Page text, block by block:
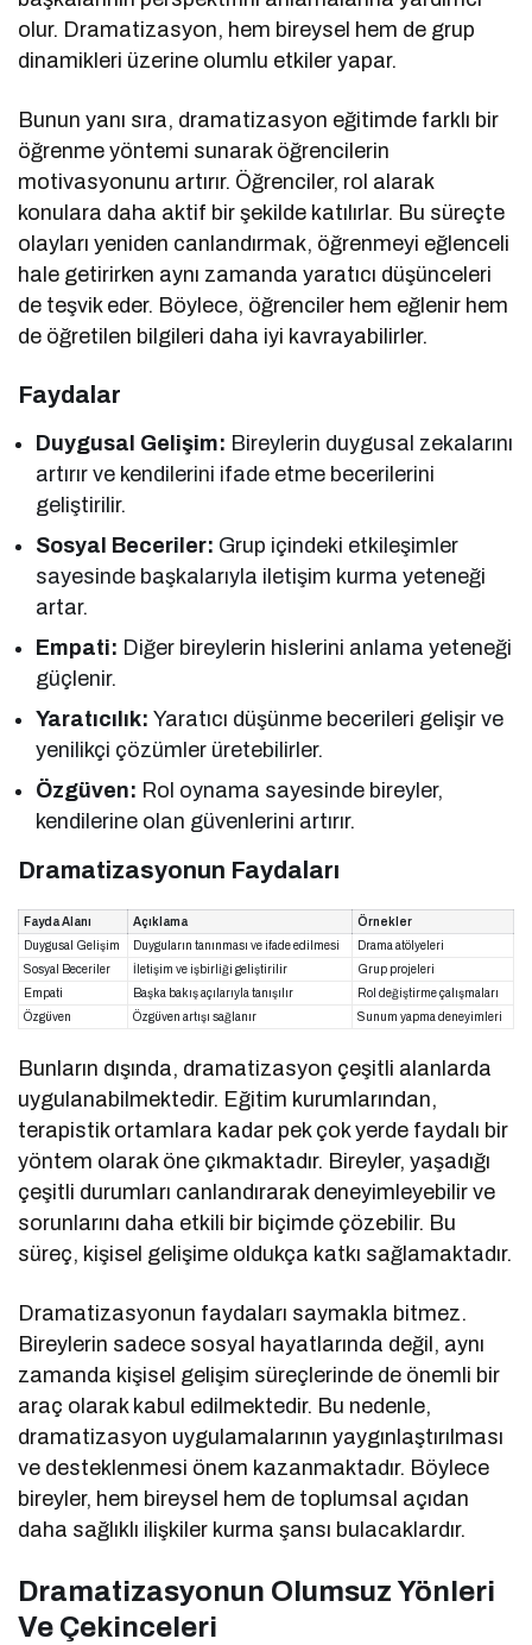
olur. Dramatizasyon, hem bireysel hem de grup
dinamikleri üzerine olumlu etkiler yapar.
Bunun yanı sıra, dramatizasyon eğitimde farklı bir
öğrenme yöntemi sunarak öğrencilerin
motivasyonunu artırır. Öğrenciler, rol alarak
konulara daha aktif bir şekilde katılırlar. Bu süreçte
olayları yeniden canlandırmak, öğrenmeyi eğlenceli
hale getirirken aynı zamanda yaratıcı düşünceleri
de teşvik eder. Böylece, öğrenciler hem eğlenir hem
de öğretilen bilgileri daha iyi kavrayabilirler.
Faydalar
Duygusal Gelişim: Bireylerin duygusal zekalarını
artırır ve kendilerini ifade etme becerilerini
geliştirilir.
Sosyal Beceriler: Grup içindeki etkileşimler
sayesinde başkalarıyla iletişim kurma yeteneği
artar.
Empati: Diğer bireylerin hislerini anlama yeteneği
güçlenir.
Yaratıcılık: Yaratıcı düşünme becerileri gelişir ve
yenilikçi çözümler üretebilirler.
Özgüven: Rol oynama sayesinde bireyler,
kendilerine olan güvenlerini artırır.
Dramatizasyonun Faydaları
Fayda Alanı Açıklama
Örnekler
Duygusal Gelişim
Duyguların tanınması ve ifade edilmesi
Drama atölyeleri
Sosyal Beceriler
İletişim ve işbirliği geliştirilir
Grup projeleri
Empati
Başka bakış açılarıyla tanışılır
Rol değiştirme çalışmaları
Özgüven
Özgüven artışı sağlanır Sunum yapma deneyimleri
Bunların dışında, dramatizasyon çeşitli alanlarda
uygulanabilmektedir. Eğitim kurumlarından,
terapistik ortamlara kadar pek çok yerde faydalı bir
yöntem olarak öne çıkmaktadır. Bireyler, yaşadığı
çeşitli durumları canlandırarak deneyimleyebilir ve
sorunlarını daha etkili bir biçimde çözebilir. Bu
süreç, kişisel gelişime oldukça katkı sağlamaktadır.
Dramatizasyonun faydaları saymakla bitmez.
Bireylerin sadece sosyal hayatlarında değil, aynı
zamanda kişisel gelişim süreçlerinde de önemli bir
araç olarak kabul edilmektedir. Bu nedenle,
dramatizasyon uygulamalarının yaygınlaştırılması
ve desteklenmesi önem kazanmaktadır. Böylece
bireyler, hem bireysel hem de toplumsal açıdan
daha sağlıklı ilişkiler kurma şansı bulacaklardır.
Dramatizasyonun Olumsuz Yönleri
Ve Çekinceleri